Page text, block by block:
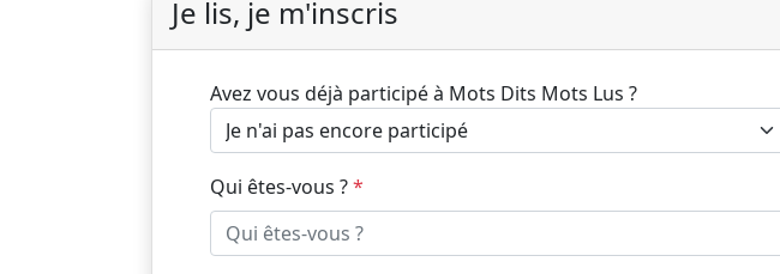
Je lis, je m'inscris
Avez vous déjà participé à Mots Dits Mots Lus ?
Qui êtes-vous ?*